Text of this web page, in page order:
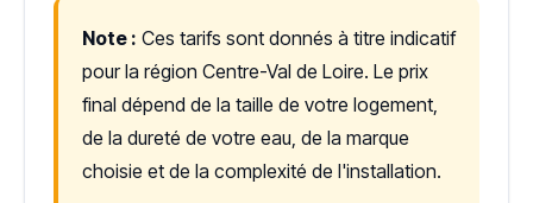
Note : Ces tarifs sont donnés à titre indicatif
pour la région Centre-Val de Loire. Le prix
final dépend de la taille de votre logement,
de la dureté de votre eau, de la marque
choisie et de la complexité de l'installation.